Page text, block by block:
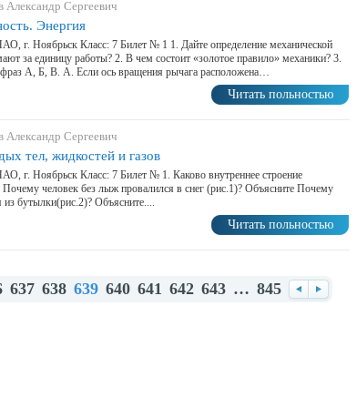
Сергеевич
Энергия
г. Ноябрьск Класс: 7 Билет № 1 1. Дайте определение механической
за единицу работы? 2. В чем состоит «золотое правило» механики? 3.
фраз А, Б, В. А. Если ось вращения рычага расположена…
Читать польностью
Сергеевич
тел, жидкостей и газов
г. Ноябрьск Класс: 7 Билет № 1. Каково внутреннее строение
Почему человек без лыж провалился в снег (рис.1)? Объясните Почему
из бутылки(рис.2)? Объясните....
Читать польностью
637 638 639 640 641 642 643 … 845